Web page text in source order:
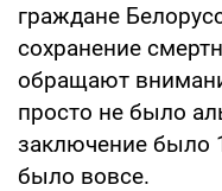
граждане
сохранение
обращают
просто не было
заключение было
было вовсе.